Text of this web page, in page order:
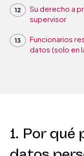
Su derecho a
supervisor
Funcionarios
datos (solo en
1. Por qué